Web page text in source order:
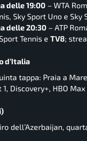
delle 19:00 – WTA
Sky Sport Uno e
delle 20:30 – ATP
Tennis e TV8;
d’Italia
tappa: Praia a
Discovery+, HBO Max
dell’Azerbaijan,